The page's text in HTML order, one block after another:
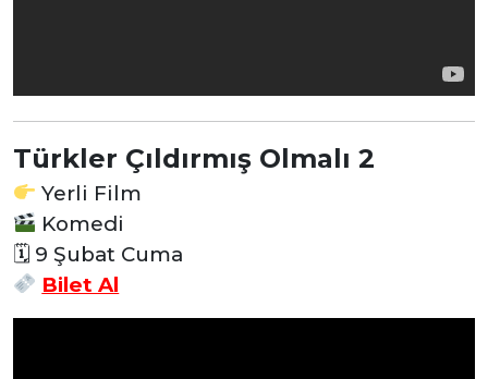
Türkler Çıldırmış Olmalı 2
Yerli Film
Komedi
🗓 9 Şubat Cuma
Bilet Al